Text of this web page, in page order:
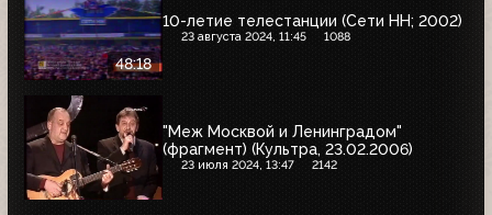
48:18
10-летие телестанции (Сети НН; 2002)
23 августа 2024, 11:45 1088
"Меж Москвой и Ленинградом"
(фрагмент) (Культра, 23.02.2006)
23 июля 2024, 13:47 2142